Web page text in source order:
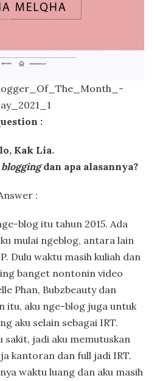
:
Kak Lia.
bloggingdan apa alasannya?
:
blog itu tahun 2015. Ada
mulai ngeblog, antara lain
Dulu waktu masih kuliah dan
banget nontonin video
Phan, Bubzbeauty dan
itu, aku nge-blog juga untuk
aku selain sebagai IRT.
sakit, jadi aku memutuskan
kantoran dan full jadi IRT.
waktu luang dan aku masih